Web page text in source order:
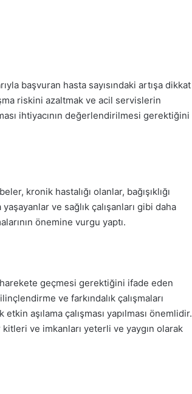
başvuran hasta sayısındaki artışa dikkat
riskini azaltmak ve acil servislerin
ihtiyacının değerlendirilmesi gerektiğini
kronik hastalığı olanlar, bağışıklığı
ve sağlık çalışanları gibi daha
önemine vurgu yaptı.
harekete geçmesi gerektiğini ifade eden
ve farkındalık çalışmaları
aşılama çalışması yapılması önemlidir.
ve imkanları yeterli ve yaygın olarak